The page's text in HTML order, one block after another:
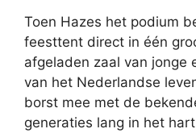
Toen Hazes het podium
feesttent direct in één
afgeladen zaal van jonge
van het Nederlandse
borst mee met de
generaties lang in het